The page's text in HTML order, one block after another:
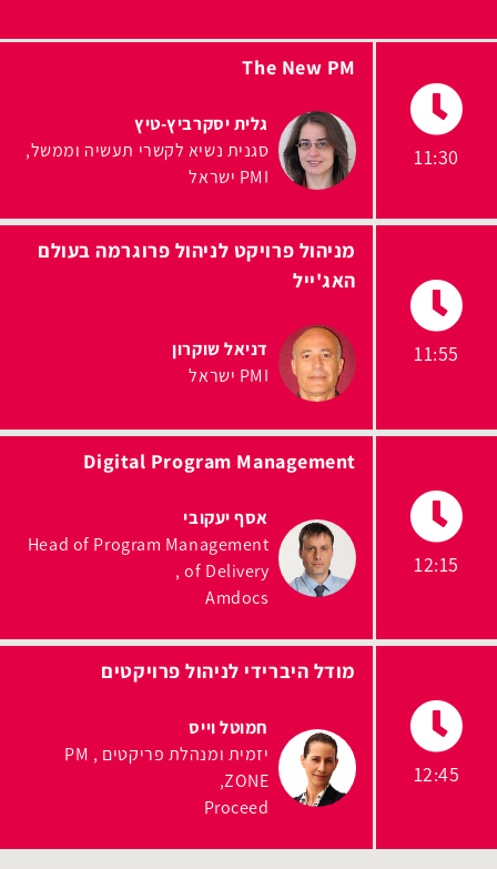
11:30
The New PM
גלית יסקרביץ-טיץ
סגנית נשיא לקשרי תעשיה וממשל
PMI ישראל
11:55
מניהול פרויקט לניהול פרוגרמה בעולם
האג'ייל
דניאל שוקרון
PMI ישראל
12:15
Digital Program Management
אסף יעקובי
Head of Program Management
of Delivery
Amdocs
12:45
מודל היברידי לניהול פרויקטים
חמוטל וייס
יזמית ומנהלת פריקטים , PM
ZONE
Proceed